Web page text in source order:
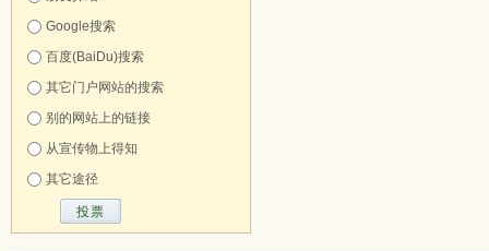
Google搜索
百度(BaiDu)搜索
其它门户网站的搜索
别的网站上的链接
从宣传物上得知
其它途径